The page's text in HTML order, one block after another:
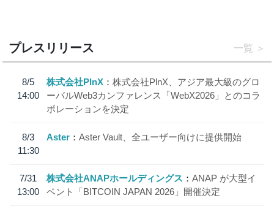
プレスリリース 一覧
8/5
14:00
株式会社PlnX
株式会社PlnX、アジア最大級のグロ
ーバルWeb3カンファレンス「WebX2026」とのコラ
ボレーションを決定
8/3
11:30
Aster Aster Vault、全ユーザー向けに提供開始
7/31
13:00
株式会社ANAPホールディングス
ANAP が大型イ
ベント「BITCOIN JAPAN 2026」開催決定